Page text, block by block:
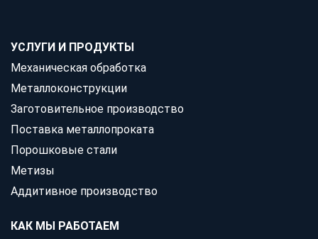
УСЛУГИ И ПРОДУКТЫ
Механическая обработка
Металлоконструкции
Заготовительное производство
Поставка металлопроката
Порошковые стали
Метизы
Аддитивное производство
КАК МЫ РАБОТАЕМ